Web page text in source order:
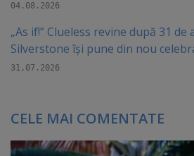
04.08.2026
„As if!” Clueless revine după 31 de
Silverstone își pune din nou
31.07.2026
CELE MAI COMENTATE